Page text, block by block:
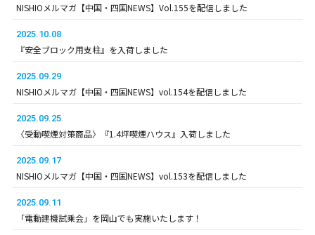
NISHIOメルマガ【中国・四国NEWS】Vol.155を配信しました
2025.10.08
『安全ブロック用支柱』を入荷しました
2025.09.29
NISHIOメルマガ【中国・四国NEWS】vol.154を配信しました
2025.09.25
〈受動喫煙対策商品〉『1.4坪喫煙ハウス』入荷しました
2025.09.17
NISHIOメルマガ【中国・四国NEWS】vol.153を配信しました
2025.09.11
「電動建機試乗会」を岡山でも実施いたします！